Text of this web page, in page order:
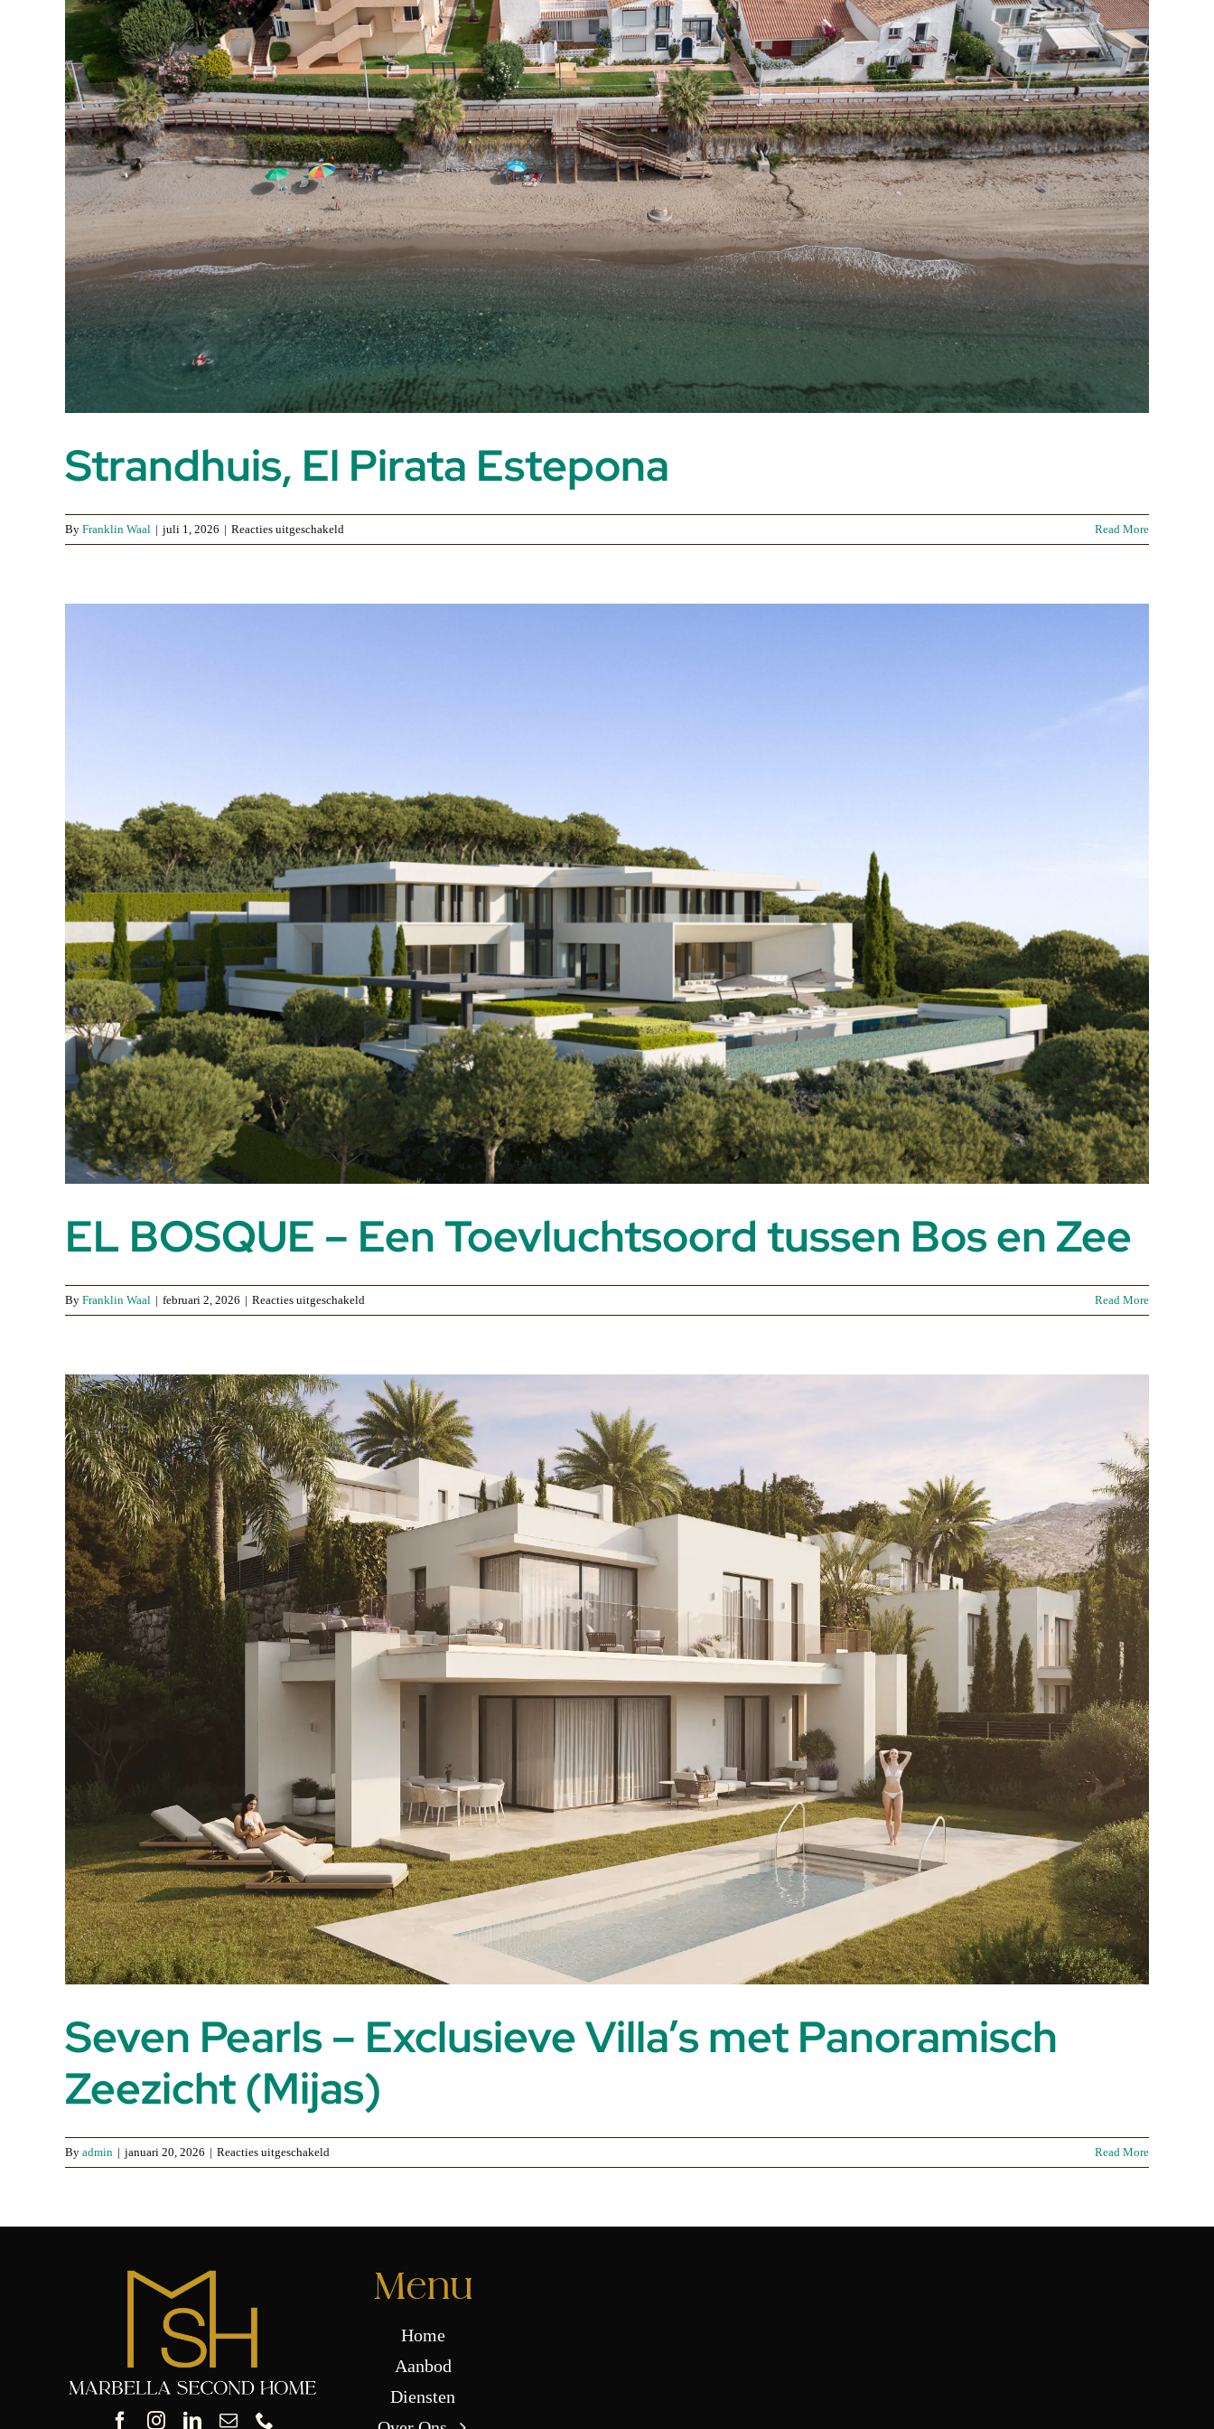
Strandhuis, El Pirata Estepona
By Franklin Waal | juli 1, 2026 | Reacties uitgeschakeld
Strandhuis,
Estepona
Read More
EL BOSQUE – Een Toevluchtsoord tussen Bos en Zee
By Franklin Waal | februari 2, 2026 | Reacties uitgeschakeld
EL
Een
Toevluchtsoord
tussen
Bos
en
Zee
Read More
Seven Pearls – Exclusieve Villa’s met Panoramisch
Zeezicht (Mijas)
By admin | januari 20, 2026 | Reacties uitgeschakeld
Seven
Exclusieve
Panoramisch
Read More
Menu
Home
Aanbod
Diensten